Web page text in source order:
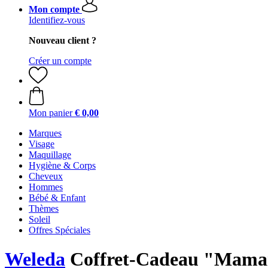
Mon compte
Identifiez-vous
Nouveau client ?
Créer un compte
Mon panier € 0,00
Marques
Visage
Maquillage
Hygiène & Corps
Cheveux
Hommes
Bébé & Enfant
Thèmes
Soleil
Offres Spéciales
Weleda Coffret-Cadeau